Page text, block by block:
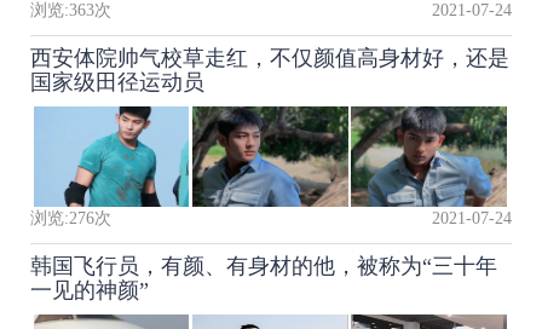
浏览:363次 2021-07-24
西安体院帅气校草走红，不仅颜值高身材好，还是
国家级田径运动员
浏览:276次 2021-07-24
韩国飞行员，有颜、有身材的他，被称为“三十年
一见的神颜”